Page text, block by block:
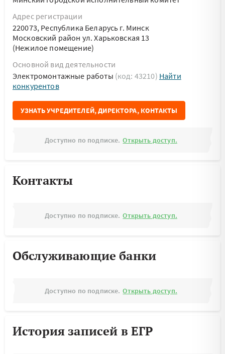
Адрес регистрации
220073, Республика Беларусь г. Минск
Московский район ул. Харьковская 13
(Нежилое помещение)
Основной вид деятельности
Электромонтажные работы (код: 43210) Найти
конкурентов
УЗНАТЬ УЧРЕДИТЕЛЕЙ, ДИРЕКТОРА, КОНТАКТЫ
Доступно по подписке. Открыть доступ.
Контакты
Доступно по подписке. Открыть доступ.
Обслуживающие банки
Доступно по подписке. Открыть доступ.
История записей в ЕГР